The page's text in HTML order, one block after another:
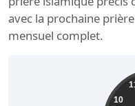
avec la prochaine
mensuel complet.
10